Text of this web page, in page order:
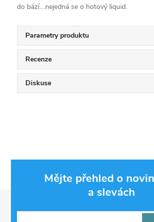
do bází....nejedná se o hotový liquid.
Parametry produktu
Recenze
Diskuse
Mějte přehled o
a slevách